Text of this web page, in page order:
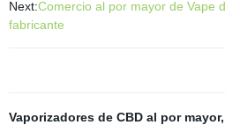
Next:Comercio al por mayor de Vape
fabricante
Vaporizadores de CBD al por mayor,